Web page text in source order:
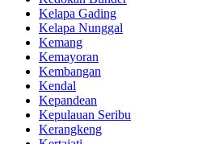
Kelapa Gading
Kelapa Nunggal
Kemang
Kemayoran
Kembangan
Kendal
Kepandean
Kepulauan Seribu
Kerangkeng